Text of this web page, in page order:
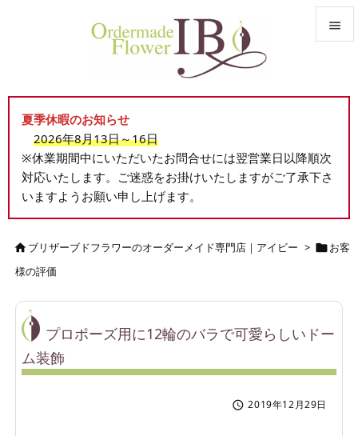


前へ

検索
夏季休暇のお知らせ
2026年8月13日～16日
※休業期間中にいただいたお問合せには翌営業日以降順次
対応いたします。ご迷惑をお掛けいたしますがご了承下さ
いますようお願い申し上げます。
ブリザーブドフラワーのオーダーメイド専門店｜アイビー > お客
様の評価
プロポーズ用に12輪のバラで可愛らしいドー
ム装飾
 2019年12月29日